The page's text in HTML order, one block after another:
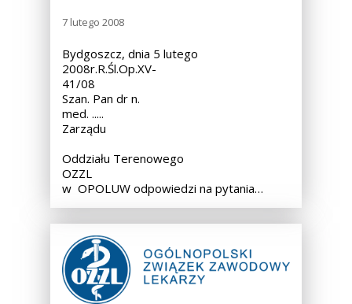
7 lutego 2008
Bydgoszcz, dnia 5 lutego
2008r.R.Śl.Op.XV-
41/08
Szan. Pan dr n.
med. .....
Zarządu
Oddziału Terenowego
OZZL
w OPOLUW odpowiedzi na pytania…